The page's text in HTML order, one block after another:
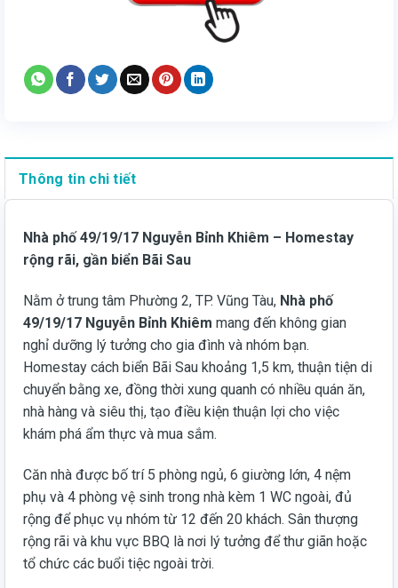
Thông tin chi tiết
Nhà phố 49/19/17 Nguyễn Bỉnh Khiêm – Homestay
rộng rãi, gần biển Bãi Sau
Nằm ở trung tâm Phường 2, TP. Vũng Tàu, Nhà phố
49/19/17 Nguyễn Bỉnh Khiêm mang đến không gian
nghỉ dưỡng lý tưởng cho gia đình và nhóm bạn.
Homestay cách biển Bãi Sau khoảng 1,5 km, thuận tiện di
chuyển bằng xe, đồng thời xung quanh có nhiều quán ăn,
nhà hàng và siêu thị, tạo điều kiện thuận lợi cho việc
khám phá ẩm thực và mua sắm.
Căn nhà được bố trí 5 phòng ngủ, 6 giường lớn, 4 nệm
phụ và 4 phòng vệ sinh trong nhà kèm 1 WC ngoài, đủ
rộng để phục vụ nhóm từ 12 đến 20 khách. Sân thượng
rộng rãi và khu vực BBQ là nơi lý tưởng để thư giãn hoặc
tổ chức các buổi tiệc ngoài trời.